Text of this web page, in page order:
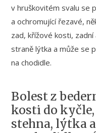
v hruškovitém svalu se
a ochromující řezavé,
zad, křížové kosti,
straně lýtka a může se
na chodidle.
Bolest z
kosti do
stehna, lýtka